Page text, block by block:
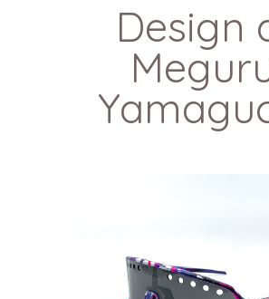
Design